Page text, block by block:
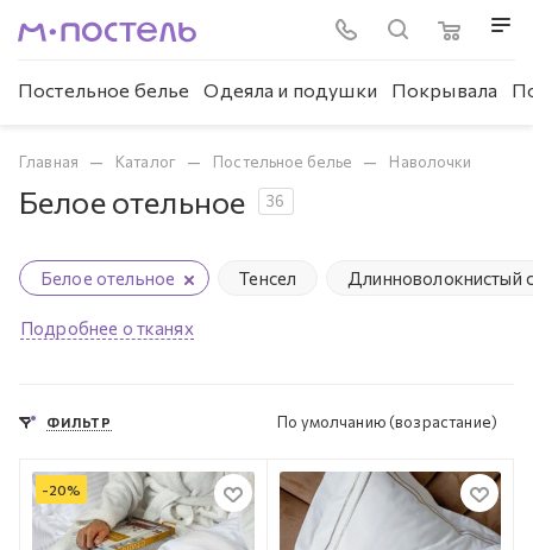
Постельное белье Одеяла и подушки Покрывала
Главная — Каталог — Постельное белье — Наволочки
Белое отельное 36
Белое отельное Тенсел Длинноволокнистый
Подробнее о тканях
ФИЛЬТР По умолчанию (возрастание)
-20%